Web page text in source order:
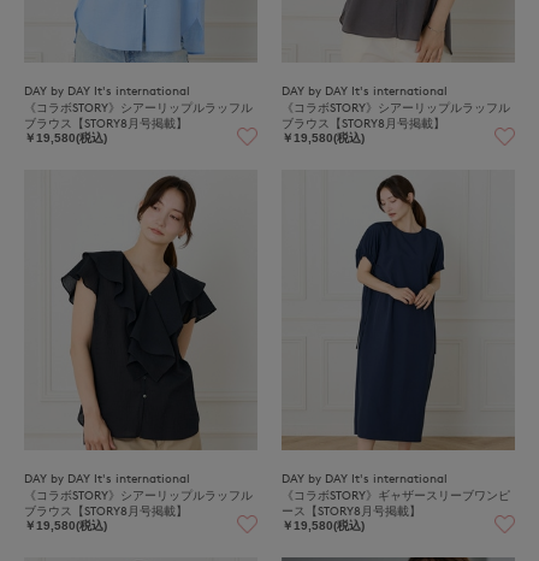
DAY by DAY It's international
《コラボSTORY》シアーリップルラッフル
ブラウス【STORY8月号掲載】
￥19,580(税込)
DAY by DAY It's international
《コラボSTORY》シアーリップルラッフル
ブラウス【STORY8月号掲載】
￥19,580(税込)
DAY by DAY It's international
《コラボSTORY》シアーリップルラッフル
ブラウス【STORY8月号掲載】
￥19,580(税込)
DAY by DAY It's international
《コラボSTORY》ギャザースリーブワンピ
ース【STORY8月号掲載】
￥19,580(税込)